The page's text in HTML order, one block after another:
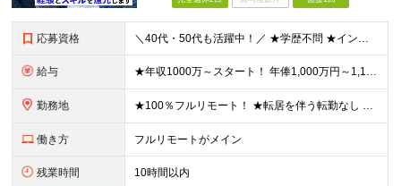
応募資格 ＼40代・50代も活躍中！／ ★学歴不問 ★インフラエンジニアの経験を5年以上お持ちの方 ≪こんな方にピッタリです！≫ ◎自身の市場価値を正当に評価してほしい ◎今より年収をアップさせたい ◎多彩な
給与 ★年収1000万～スタート！ 年俸1,000万円～1,162万8,000円（12分割） ※経験・スキルを考慮の上決定します ※上記金額には固定残業代（月30h分・158,400円～184,000円
勤務地 ★100％フルリモート！ ★転居を伴う転勤なし 本社またはプロジェクト先にて勤務いただきます！ ※プロジェクト先は一都三県及び23区内がメイン 【本社】 東京都新宿区神楽坂1-2 研究社英語センタ
働き方 フルリモートがメイン
残業時間 10時間以内